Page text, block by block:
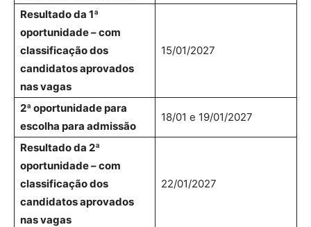
Resultado da 1ª
oportunidade – com
classificação dos
candidatos aprovados
nas vagas
15/01/2027
2ª oportunidade para
escolha para admissão
18/01 e 19/01/2027
Resultado da 2ª
oportunidade – com
classificação dos
candidatos aprovados
nas vagas
22/01/2027